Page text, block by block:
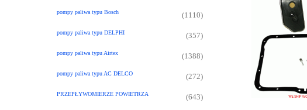
pompy paliwa typu Bosch (1110)
pompy paliwa typu DELPHI (357)
pompy paliwa typu Airtex (1388)
pompy paliwa typu AC DELCO (272)
PRZEPŁYWOMIERZE POWIETRZA (643)